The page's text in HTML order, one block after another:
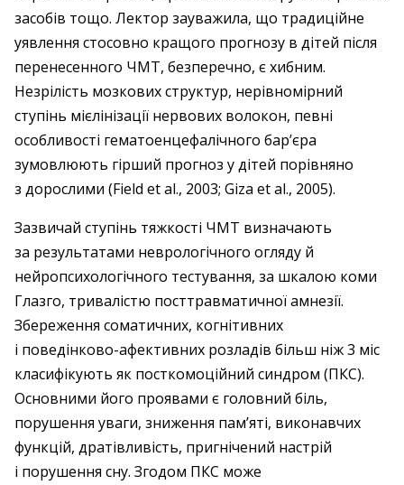
засобів тощо. Лектор зауважила, що традиційне
уявлення стосовно кращого прогнозу в дітей після
перенесенного ЧМТ, безперечно, є хибним.
Незрілість мозкових структур, нерівномірний
ступінь мієлінізації нервових волокон, певні
особливості гематоенцефалічного бар’єра
зумовлюють гірший прогноз у дітей порівняно
з дорослими (Field et al., 2003; Giza et al., 2005).
Зазвичай ступінь тяжкості ЧМТ визначають
за результатами неврологічного огляду й
нейропсихологічного тестування, за шкалою коми
Глазго, тривалістю посттравматичної амнезії.
Збереження соматичних, когнітивних
і поведінково-афективних розладів більш ніж 3 міс
класифікують як посткомоційний синдром (ПКС).
Основними його проявами є головний біль,
порушення уваги, зниження пам’яті, виконавчих
функцій, дратівливість, пригнічений настрій
і порушення сну. Згодом ПКС може